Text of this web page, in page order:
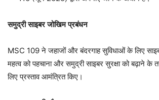
समुद्री साइबर जोखिम प्रबंधन
MSC 109 ने जहाजों और बंदरगाह सुविधाओं के लिए
महत्व को पहचाना और समुद्री साइबर सुरक्षा को बढ़ाने के
लिए प्रस्ताव आमंत्रित किए।